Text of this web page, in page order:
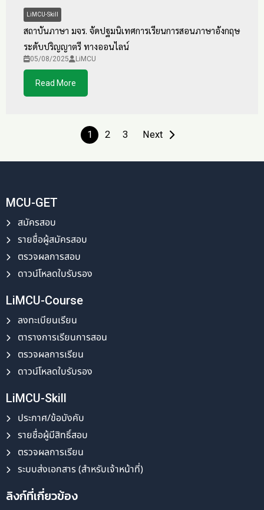
LiMCU-Skill
สถาบันภาษา มจร. จัดปฐมนิเทศการเรียนการสอนภาษาอังกฤษ
ระดับปริญญาตรี ทางออนไลน์
05/08/2025 LiMCU
Read More
1 2 3 Next
MCU-GET
สมัครสอบ
รายชื่อผู้สมัครสอบ
ตรวจผลการสอบ
ดาวน์โหลดใบรับรอง
LiMCU-Course
ลงทะเบียนเรียน
ตารางการเรียนการสอน
ตรวจผลการเรียน
ดาวน์โหลดใบรับรอง
LiMCU-Skill
ประกาศ/ข้อบังคับ
รายชื่อผู้มีสิทธิ์สอบ
ตรวจผลการเรียน
ระบบส่งเอกสาร (สำหรับเจ้าหน้าที่)
ลิงก์ที่เกี่ยวข้อง